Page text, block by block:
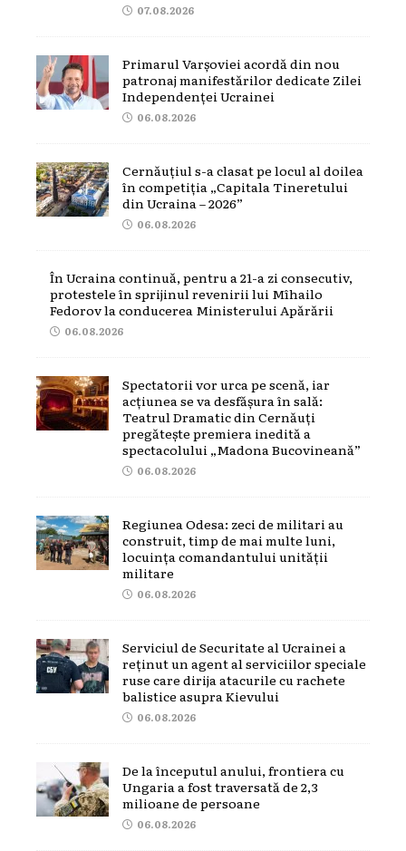
07.08.2026
Primarul Varșoviei acordă din nou
patronaj manifestărilor dedicate Zilei
Independenței Ucrainei
06.08.2026
Cernăuțiul s-a clasat pe locul al doilea
în competiția „Capitala Tineretului
din Ucraina – 2026”
06.08.2026
În Ucraina continuă, pentru a 21-a zi consecutiv,
protestele în sprijinul revenirii lui Mîhailo
Fedorov la conducerea Ministerului Apărării
06.08.2026
Spectatorii vor urca pe scenă, iar
acțiunea se va desfășura în sală:
Teatrul Dramatic din Cernăuți
pregătește premiera inedită a
spectacolului „Madona Bucovineană”
06.08.2026
Regiunea Odesa: zeci de militari au
construit, timp de mai multe luni,
locuința comandantului unității
militare
06.08.2026
Serviciul de Securitate al Ucrainei a
reținut un agent al serviciilor speciale
ruse care dirija atacurile cu rachete
balistice asupra Kievului
06.08.2026
De la începutul anului, frontiera cu
Ungaria a fost traversată de 2,3
milioane de persoane
06.08.2026